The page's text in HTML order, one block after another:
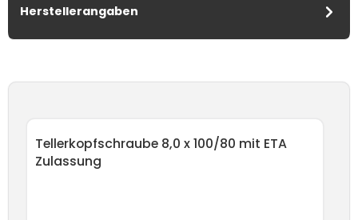
Herstellerangaben
Tellerkopfschraube 8,0 x 100/80 mit ETA
Zulassung